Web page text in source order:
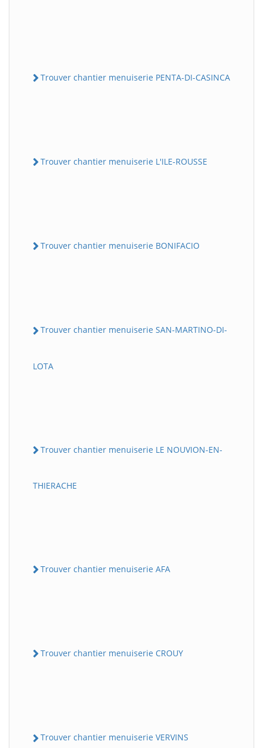
Trouver chantier menuiserie PENTA-DI-CASINCA
Trouver chantier menuiserie L'ILE-ROUSSE
Trouver chantier menuiserie BONIFACIO
Trouver chantier menuiserie SAN-MARTINO-DI-
LOTA
Trouver chantier menuiserie LE NOUVION-EN-
THIERACHE
Trouver chantier menuiserie AFA
Trouver chantier menuiserie CROUY
Trouver chantier menuiserie VERVINS